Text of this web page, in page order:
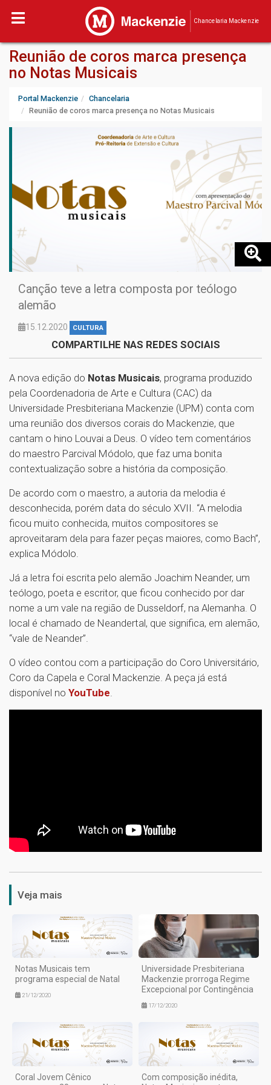
Chancelaria Mackenzie
Reunião de coros marca presença
no Notas Musicais
Portal Mackenzie
Chancelaria
Reunião de coros marca presença no Notas Musicais
Canção teve a letra composta por teólogo
alemão
15.12.2020 CULTURA
COMPARTILHE NAS REDES SOCIAIS
A nova edição do Notas Musicais, programa produzido
pela Coordenadoria de Arte e Cultura (CAC) da
Universidade Presbiteriana Mackenzie (UPM) conta com
uma reunião dos diversos corais do Mackenzie, que
cantam o hino Louvai a Deus. O vídeo tem comentários
do maestro Parcival Módolo, que faz uma bonita
contextualização sobre a história da composição.
De acordo com o maestro, a autoria da melodia é
desconhecida, porém data do século XVII. “A melodia
ficou muito conhecida, muitos compositores se
aproveitaram dela para fazer peças maiores, como Bach”,
explica Módolo.
Já a letra foi escrita pelo alemão Joachim Neander, um
teólogo, poeta e escritor, que ficou conhecido por dar
nome a um vale na região de Dusseldorf, na Alemanha. O
local é chamado de Neandertal, que significa, em alemão,
“vale de Neander”.
O vídeo contou com a participação do Coro Universitário,
Coro da Capela e Coral Mackenzie. A peça já está
disponível no YouTube
1
Veja mais
Notas Musicais tem
programa especial de Natal
21/12/2020
Universidade Presbiteriana
Mackenzie prorroga Regime
Excepcional por Contingência
17/12/2020
Coral Jovem Cênico
Com composição inédita,